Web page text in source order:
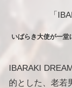
「
いばらき大使が一堂
IBARAKI
的とした、老若